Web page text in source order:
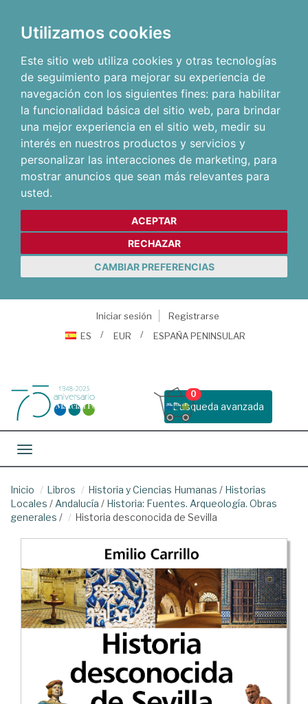
Utilizamos cookies
Este sitio web utiliza cookies y otras tecnologías
de seguimiento para mejorar su experiencia de
navegación con los siguientes fines: para habilitar
la funcionalidad básica del sitio web, para brindar
una mejor experiencia en el sitio web, medir su
interés en nuestros productos y servicios y
personalizar las interacciones de marketing, para
mostrar anuncios que sean más relevantes para
usted.
ACEPTAR
RECHAZAR
CAMBIAR PREFERENCIAS
Iniciar sesión
Registrarse
ES
EUR ESPAÑA PENINSULAR
Busqueda avanzada
0
Toggle navigation
Inicio Libros Historia y Ciencias Humanas / Historias
Locales / Andalucía / Historia: Fuentes. Arqueología. Obras
generales / Historia desconocida de Sevilla